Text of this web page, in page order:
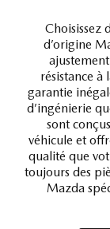
Choisissez
d’origine
résistance à
garantie
d’ingénierie
sont
véhicule et
qualité que
toujours des
Mazda